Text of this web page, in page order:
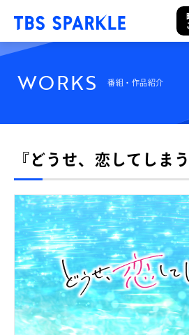
WORKS 番組・作品紹介
『どうせ、恋してしま